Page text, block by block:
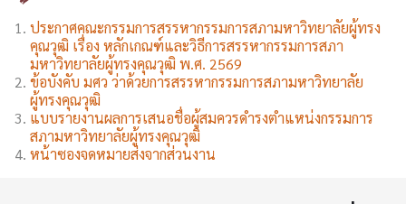
ประกาศคณะกรรมการสรรหากรรมการสภามหาวิทยาลัยผู้ทรง
คุณวุฒิ เรื่อง หลักเกณฑ์และวิธีการสรรหากรรมการสภา
มหาวิทยาลัยผู้ทรงคุณวุฒิพ.ศ. 2569
ข้อบังคับ มศว ว่าด้วยการสรรหากรรมการสภามหาวิทยาลัย
ผู้ทรงคุณวุฒิ
แบบรายงานผลการเสนอชื่อผู้สมควรดำรงตำแหน่งกรรมการ
สภามหาวิทยาลัยผู้ทรงคุณวุฒิ
หน้าซองจดหมายส่งจากส่วนงาน